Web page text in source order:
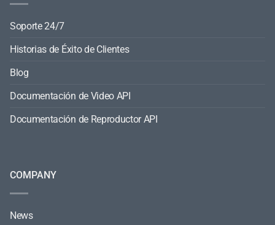
Soporte 24/7
Historias de Éxito de Clientes
Blog
Documentación de Video API
Documentación de Reproductor API
COMPANY
News